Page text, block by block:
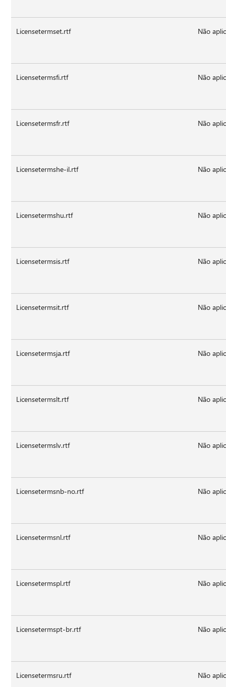
Licensetermset.rtf Não
Licensetermsfi.rtf Não
Licensetermsfr.rtf Não
Licensetermshe-il.rtf Não
Licensetermshu.rtf Não
Licensetermsis.rtf Não
Licensetermsit.rtf Não
Licensetermsja.rtf Não
Licensetermslt.rtf Não
Licensetermslv.rtf Não
Licensetermsnb-no.rtf Não
Licensetermsnl.rtf Não
Licensetermspl.rtf Não
Licensetermspt-br.rtf Não
Licensetermsru.rtf Não